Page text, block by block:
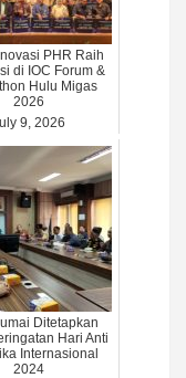
PHR Raih
di IOC Forum &
Hulu Migas
2026
9, 2026
Ditetapkan
Hari Anti
Internasional
2024